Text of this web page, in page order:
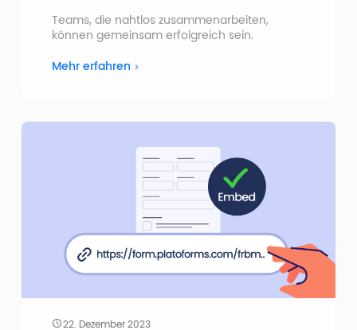
Teams, die nahtlos zusammenarbeiten,
können gemeinsam erfolgreich sein.
Mehr erfahren
22. Dezember 2023